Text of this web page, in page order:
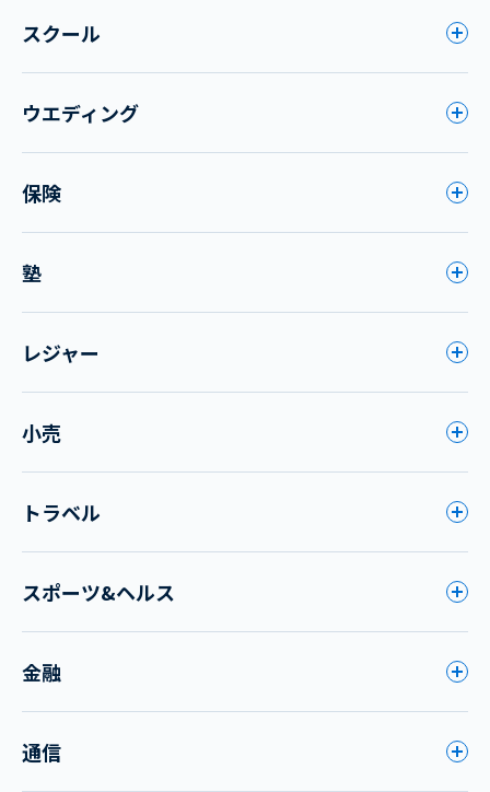
スクール
ウエディング
保険
塾
レジャー
小売
トラベル
スポーツ&ヘルス
金融
通信